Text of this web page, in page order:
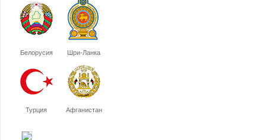
Белорусия Шри-Ланка
Турция Афганистан